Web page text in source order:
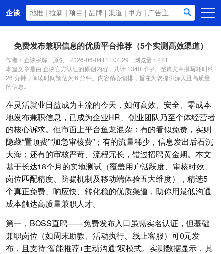
企谈
资讯动态
关于我们
免费发布兼职信息的优质平台推荐（5个实测高效渠道）
作者：企谈宇辉 原创 2026-06-04T11:04:29
浏览量：421
本篇文章是由 企谈官方认证的原创内容，共计 1340 个字。整篇文章撰写耗时约
26 分钟，阅读时间预估为 6 分钟。内容精心编排，旨在为您提供深入且高质量
的信息。
在灵活就业日益成为主流的今天，如何高效、安全、零成本
地发布兼职信息，已成为企业HR、创业团队乃至个体经营者
的核心诉求。但市面上平台鱼龙混杂：有的看似免费，实则
隐藏“置顶费”“加急审核费”；有的流量稀少，信息发出后石沉
大海；还有的审核严苛、流程冗长，错过招聘黄金期。本文
基于长达18个月的实地测试（覆盖用户活跃度、审核时效、
岗位匹配精度、防骗机制及移动端体验五大维度），精选5
个真正免费、响应快、转化稳的优质渠道，助你用最低沟通
成本触达高质量兼职人才。
第一，BOSS直聘——免费发布入口虽需实名认证，但基础
兼职岗位（如周末助教、活动执行、线上客服）可0元发
布，且支持“智能推荐+主动沟通”双模式。实测数据显示，其